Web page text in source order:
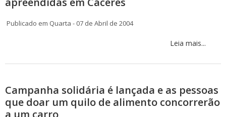
Publicado em Quarta - 07 de Abril de 2004
Leia mais...
Campanha solidária é lançada e as pessoas
que doar um quilo de alimento concorrerão
a um carro